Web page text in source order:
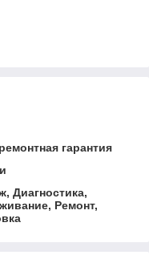
гарантия
Диагностика,
Ремонт,